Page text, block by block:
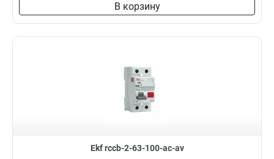
В корзину
Ekf rccb-2-63-100-ac-av